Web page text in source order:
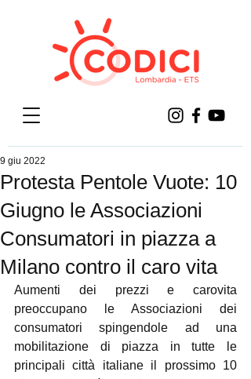
Protesta Pentole Vuote: 10
Giugno le Associazioni
Consumatori in piazza a
Milano contro il caro vita
9 giu 2022
Aumenti dei prezzi e carovita
preoccupano le Associazioni dei
consumatori spingendole ad una
mobilitazione di piazza in tutte le
principali città italiane il prossimo 10